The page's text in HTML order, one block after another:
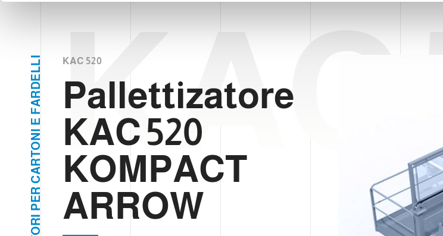
e
l
c
o
n
s
e
n
O
R
I
P
E
R
C
A
R
T
O
N
I
E
F
A
R
D
E
L
L
I KAC 520
Pallettizatore
KAC 520
KOMPACT
ARROW
KAC